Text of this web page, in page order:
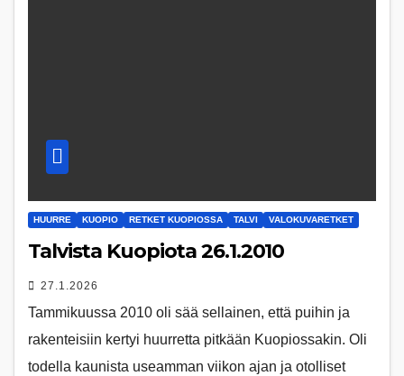
HUURRE KUOPIO RETKET KUOPIOSSA TALVI VALOKUVARETKET
Talvista Kuopiota 26.1.2010
27.1.2026
Tammikuussa 2010 oli sää sellainen, että puihin ja
rakenteisiin kertyi huurretta pitkään Kuopiossakin. Oli
todella kaunista useamman viikon ajan ja otolliset